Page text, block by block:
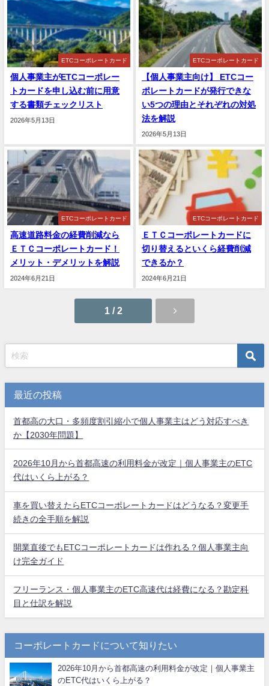
ETCコーポレートカード
個人事業主がETCコーポレー
トカードを申し込む前に用意
する書類チェックリスト
2026年5月13日
ETCコーポレートカード
【個人事業主向け】 ETCコー
ポレートカードが発行できな
い5つの理由とそれぞれの対処
法を解説
2026年5月13日
ETCコーポレートカード
高速道路料金の経費削減なら
ＥＴＣコーポレートカード！
メリット・デメリットを解説
2024年6月21日
ETCコーポレートカード
ＥＴＣコーポレートカードに
切り替えるといくら経費削減
できるか？
2024年6月21日
1 / 2
最近の投稿
首都高の大口・多頻度割引縮小で個人事業主はどう対応すべき
か【2030年問題】
2026年10月から首都高速の利用料金が改定｜個人事業主のETC
代はいくら上がる？
車を買い替えたらETCコーポレートカードはどうなる？変更手
続きの全手順を解説
開業直後でもETCコーポレートカードは作れる？個人事業主向
け完全ガイド
フリーランス・個人事業主のETC高速代は経費になる？勘定科
目と仕訳を解説
コーポレートカードについて知りたい
2026年10月から首都高速の利用料金が改定｜個人事業主
のETC代はいくら上がる？